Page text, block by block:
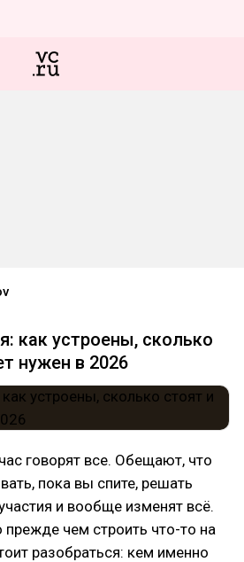
как устроены, сколько
нужен в 2026
говорят все. Обещают, что
пока вы спите, решать
и вообще изменят всё.
чем строить что-то на
разобраться: кем именно